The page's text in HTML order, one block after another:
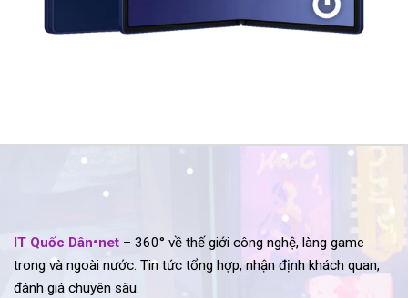
IT Quốc Dân•net – 360° về thế giới công nghệ, làng game
trong và ngoài nước. Tin tức tổng hợp, nhận định khách quan,
đánh giá chuyên sâu.